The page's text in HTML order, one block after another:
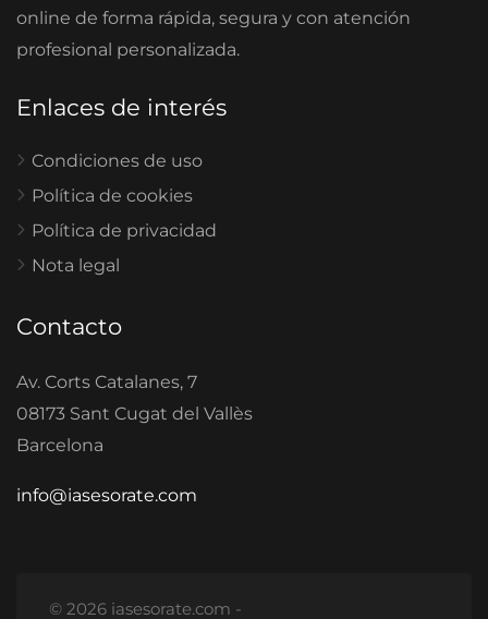
online de forma rápida, segura y con atención
profesional personalizada.
Enlaces de interés
Condiciones de uso
Política de cookies
Política de privacidad
Nota legal
Contacto
Av. Corts Catalanes, 7
08173 Sant Cugat del Vallès
Barcelona
info@iasesorate.com
© 2026 iasesorate.com -